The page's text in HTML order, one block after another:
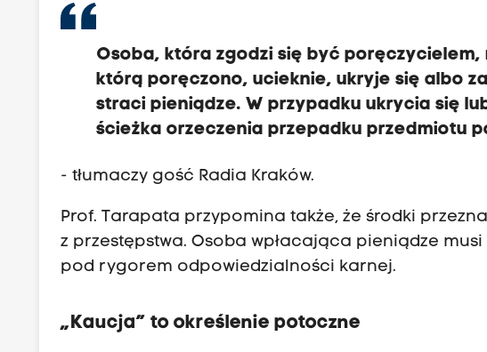
Osoba, która zgodzi się być poręczycielem,
którą poręczono, ucieknie, ukryje się albo
straci pieniądze. W przypadku ukrycia się
ścieżka orzeczenia przepadku przedmiotu
- tłumaczy gość Radia Kraków.
Prof. Tarapata przypomina także, że środki
z przestępstwa. Osoba wpłacająca pieniądze
pod rygorem odpowiedzialności karnej.
„Kaucja” to określenie potoczne